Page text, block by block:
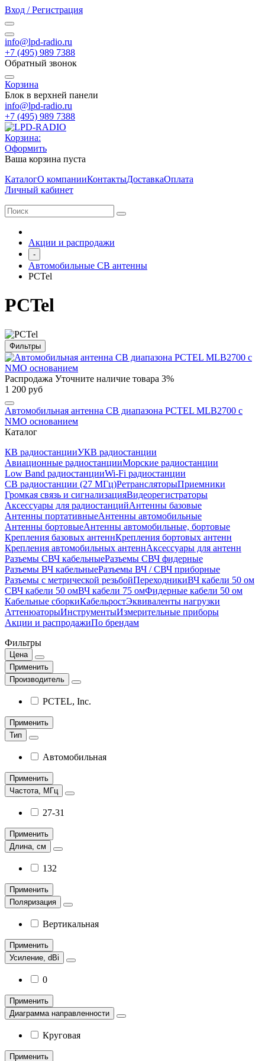
Вход / Регистрация
info@lpd-radio.ru
+7 (495) 989 7388
Обратный звонок
Корзина
Блок в верхней панели
info@lpd-radio.ru
+7 (495) 989 7388
Корзина:
Оформить
Ваша корзина пуста
КаталогО компанииКонтактыДоставкаОплата
Личный кабинет
Акции и распродажи
-
Автомобильные CB антенны
PCTel
PCTel
Фильтры
Распродажа Уточните наличие товара 3%
1 200 руб
Автомобильная антенна CB диапазона PCTEL MLB2700 с
NMO основанием
Каталог
КВ радиостанцииУКВ радиостанции
Авиационные радиостанцииМорские радиостанции
Low Band радиостанцииWi-Fi радиостанции
CB радиостанции (27 МГц)РетрансляторыПриемники
Громкая связь и сигнализацияВидеорегистраторы
Аксессуары для радиостанцийАнтенны базовые
Антенны портативныеАнтенны автомобильные
Антенны бортовыеАнтенны автомобильные, бортовые
Крепления базовых антеннКрепления бортовых антенн
Крепления автомобильных антеннАксессуары для антенн
Разъемы СВЧ кабельныеРазъемы СВЧ фидерные
Разъемы ВЧ кабельныеРазъемы ВЧ / СВЧ приборные
Разъемы с метрической резьбойПереходникиВЧ кабели 50 ом
СВЧ кабели 50 омВЧ кабели 75 омФидерные кабели 50 ом
Кабельные сборкиКабельростЭквиваленты нагрузки
АттенюаторыИнструментыИзмерительные приборы
Акции и распродажиПо брендам
Фильтры
Цена
Применить
Производитель
PCTEL, Inc.
Применить
Тип
Автомобильная
Применить
Частота, МГц
27-31
Применить
Длина, см
132
Применить
Поляризация
Вертикальная
Применить
Усиление, dBi
0
Применить
Диаграмма направленности
Круговая
Применить